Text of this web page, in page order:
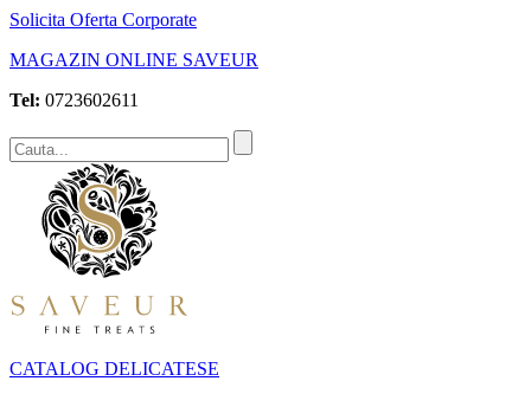
Solicita Oferta Corporate
MAGAZIN ONLINE SAVEUR
Tel: 0723602611
CATALOG DELICATESE